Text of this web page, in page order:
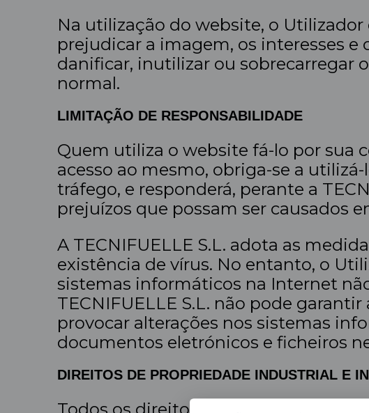
Na utilização do website, o
prejudicar a imagem, os interesses e
danificar, inutilizar ou sobrecarregar
normal.
LIMITAÇÃO DE RESPONSABILIDADE
Quem utiliza o website fá-lo por sua
acesso ao mesmo, obriga-se a
tráfego, e responderá, perante a
prejuízos que possam ser causados
A TECNIFUELLE S.L. adota as
existência de vírus. No entanto, o
sistemas informáticos na Internet
TECNIFUELLE S.L. não pode
provocar alterações nos sistemas
documentos eletrónicos e ficheiros
DIREITOS DE PROPRIEDADE INDUSTRIAL E